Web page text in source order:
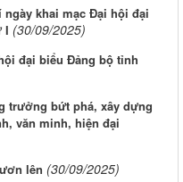
ngày khai mạc Đại hội đại
I (30/09/2025)
đại biểu Đảng bộ tỉnh
trưởng bứt phá, xây dựng
văn minh, hiện đại
lên (30/09/2025)